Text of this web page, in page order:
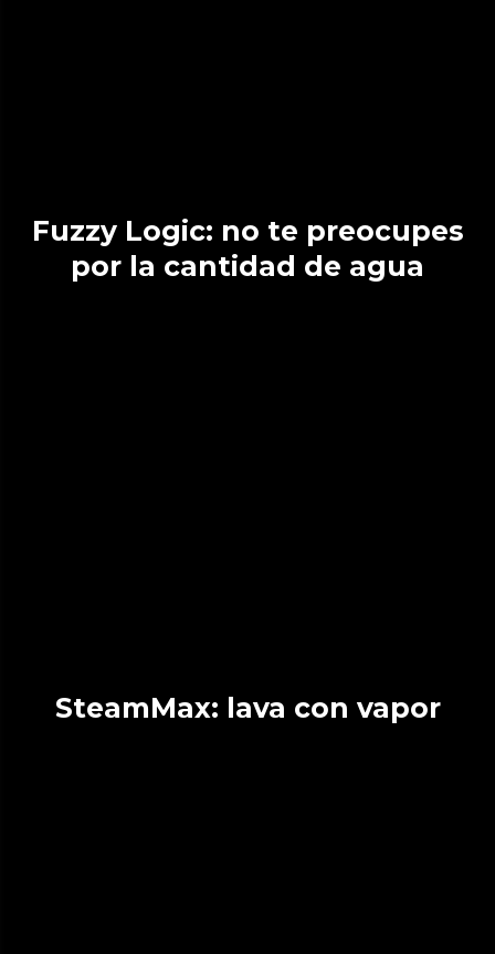
Fuzzy Logic: no te preocupes
por la cantidad de agua
SteamMax: lava con vapor